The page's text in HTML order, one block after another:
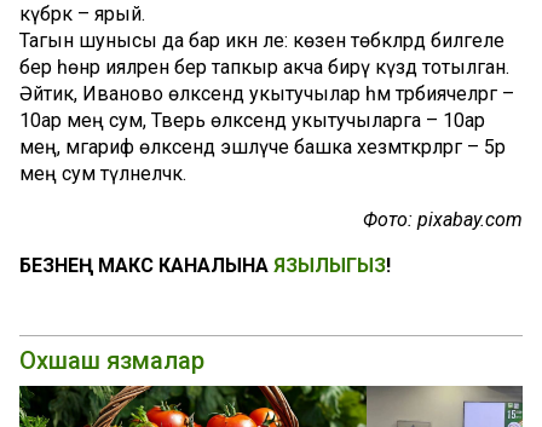
күбрәк – ярый.
Тагын шунысы да бар икән әле: көзен төбәкләрдә билгеле
бер һөнәр ияләренә бер тапкыр акча бирү күздә тотылган.
Әйтик, Иваново өлкәсендә укытучылар һәм тәрбиячеләргә –
10ар мең сум, Тверь өлкәсендә укытучыларга – 10ар
мең, мәгариф өлкәсендә эшләүче башка хезмәткәрләргә – 5әр
мең сум түләнеләчәк.
Фото: pixabay.com
БЕЗНЕҢ МАКС КАНАЛЫНА ЯЗЫЛЫГЫЗ!
Охшаш язмалар